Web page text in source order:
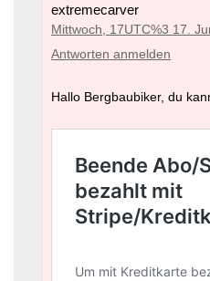
extremecarver
Mittwoch, 17UTC%3 17.
Antworten anmelden
Hallo Bergbaubiker, du